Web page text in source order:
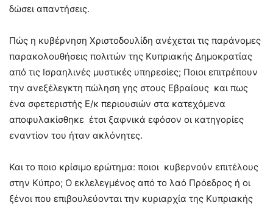
δώσει απαντήσεις.
Πώς η κυβέρνηση Χριστοδουλίδη ανέχεται τις παράνομες
παρακολουθήσεις πολιτών της Κυπριακής Δημοκρατίας
από τις Ισραηλινές μυστικές υπηρεσίες; Ποιοι επιτρέπουν
την ανεξέλεγκτη πώληση γης στους Εβραίους και πως
ένα σφετεριστής Ε/κ περιουσιών στα κατεχόμενα
αποφυλακίσθηκε έτσι ξαφνικά εφόσον οι κατηγορίες
εναντίον του ήταν ακλόνητες.
Και το ποιο κρίσιμο ερώτημα: ποιοι κυβερνούν επιτέλους
στην Κύπρο; Ο εκλελεγμένος από το λαό Πρόεδρος ή οι
ξένοι που επιβουλεύονται την κυριαρχία της Κυπριακής